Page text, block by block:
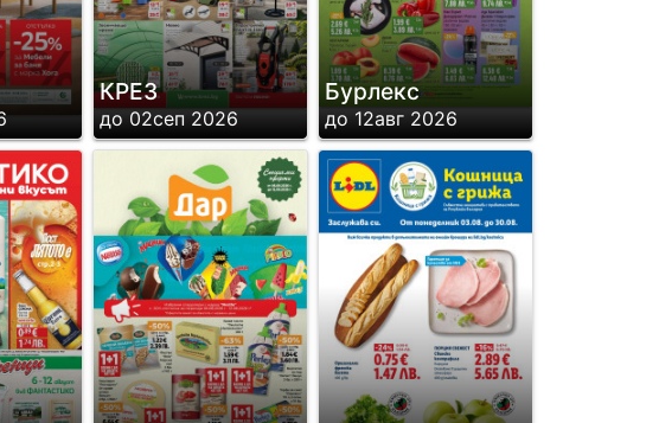
КРЕЗ
до 02сеп 2026
Бурлекс
до 12авг 2026